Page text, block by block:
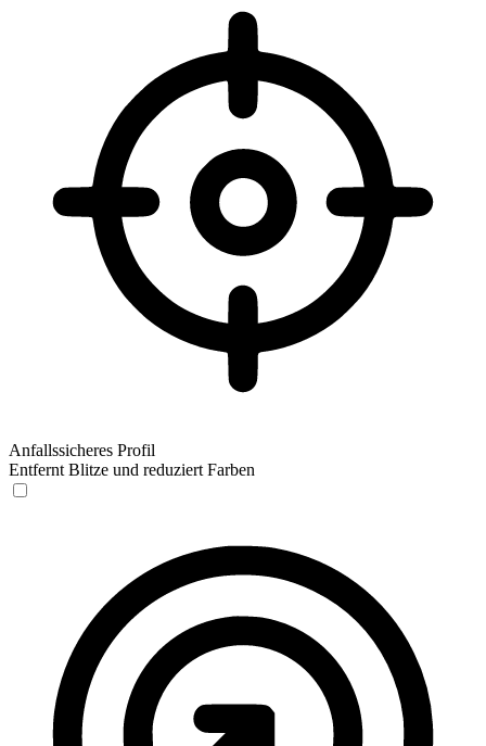
Anfallssicheres Profil
Entfernt Blitze und reduziert Farben